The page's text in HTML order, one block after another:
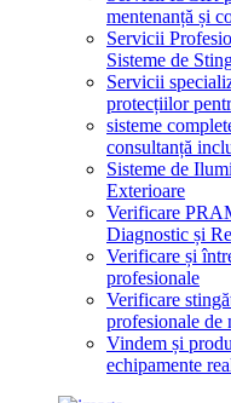
mentenanță și
Servicii
Sisteme de
Servicii
protecțiilor
sisteme
consultanță
Sisteme de
Exterioare
Verificare
Diagnostic și
Verificare și
profesionale
Verificare
profesionale de
Vindem și
echipamente